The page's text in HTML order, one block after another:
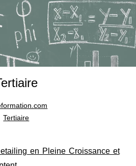
Tertiaire
en Pleine Croissance et